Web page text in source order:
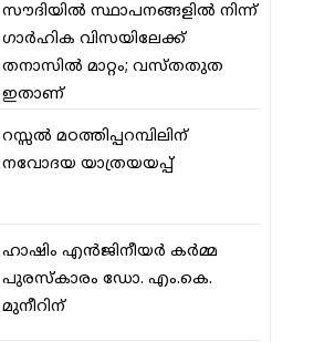
സൗദിയില്‍ സ്ഥാപനങ്ങളില്‍ നിന്ന്
ഗാര്‍ഹിക വിസയിലേക്ക്
തനാസില്‍ മാറ്റം; വസ്തതുത
ഇതാണ്
റസ്സല്‍ മഠത്തിപ്പറമ്പിലിന്
നവോദയ യാത്രയയപ്പ്
ഹാഷിം എന്‍ജിനീയര്‍ കര്‍മ്മ
പുരസ്‌കാരം ഡോ. എം.കെ.
മുനീറിന്